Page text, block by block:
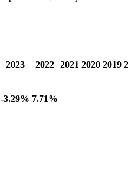
2023 2022 2021 2020 2019
-3.29% 7.71%